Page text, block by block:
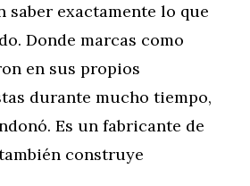
saber exactamente lo que
Donde marcas como
en sus propios
durante mucho tiempo,
Es un fabricante de
construye